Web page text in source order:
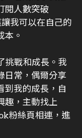
閱人數突破
我可以在自己的
本。
挑戰和成長。我
日常，偶爾分享
到我的成長，自
趣，主動找上
粉絲頁相連，進